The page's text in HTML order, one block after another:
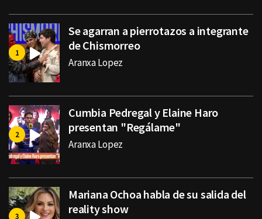
Se agarran a pierrotazos a integrante
de Chismorreo
Aranxa Lopez
Cumbia Pedregal y Elaine Haro
presentan "Regálame"
Aranxa Lopez
Mariana Ochoa habla de su salida del
reality show